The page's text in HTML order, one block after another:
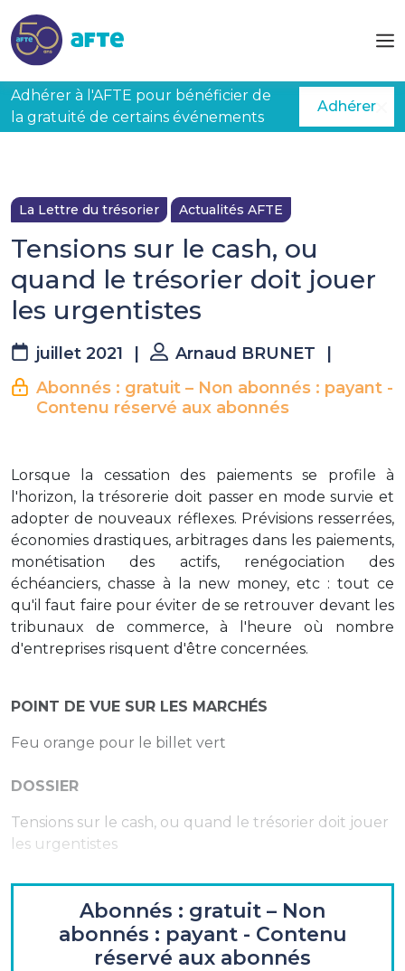
Adhérer à l'AFTE pour bénéficier de
la gratuité de certains événements
Adhérer
La Lettre du trésorier Actualités AFTE
Tensions sur le cash, ou
quand le trésorier doit jouer
les urgentistes
juillet 2021 Arnaud BRUNET
Abonnés : gratuit – Non abonnés : payant -
Contenu réservé aux abonnés
Lorsque la cessation des paiements se profile à
l'horizon, la trésorerie doit passer en mode survie et
adopter de nouveaux réflexes. Prévisions resserrées,
économies drastiques, arbitrages dans les paiements,
monétisation des actifs, renégociation des
échéanciers, chasse à la new money, etc : tout ce
qu'il faut faire pour éviter de se retrouver devant les
tribunaux de commerce, à l'heure où nombre
d'entreprises risquent d'être concernées.
POINT DE VUE SUR LES MARCHÉS
Feu orange pour le billet vert
DOSSIER
Tensions sur le cash, ou quand le trésorier doit jouer
les urgentistes
ENTRETIEN
Stéphanie Berlioz , directrice des opérations
financières et de la trésorerie, La Poste :«
Abonnés : gratuit – Non
abonnés : payant - Contenu
réservé aux abonnés